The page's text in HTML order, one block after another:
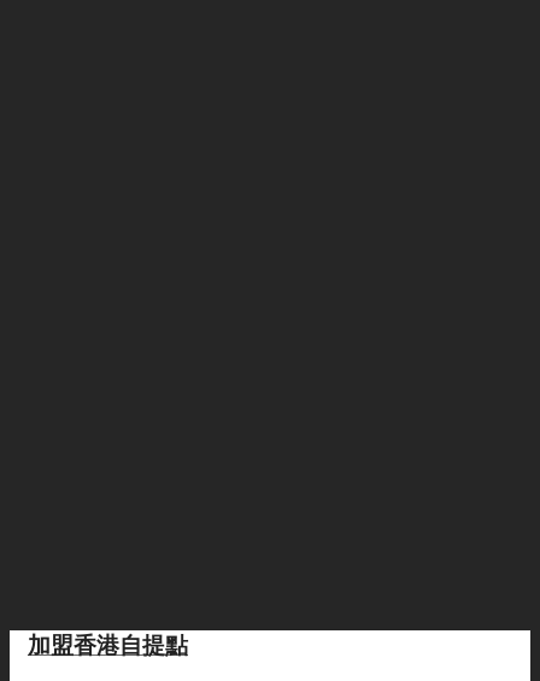
加盟香港自提點